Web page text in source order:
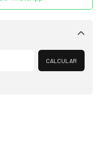
Alterar CEP
CALCULAR